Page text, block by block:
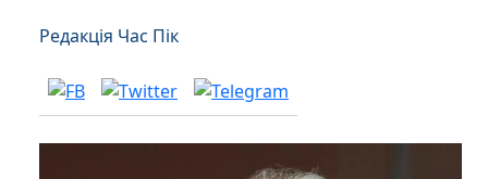
Редакція Час Пік